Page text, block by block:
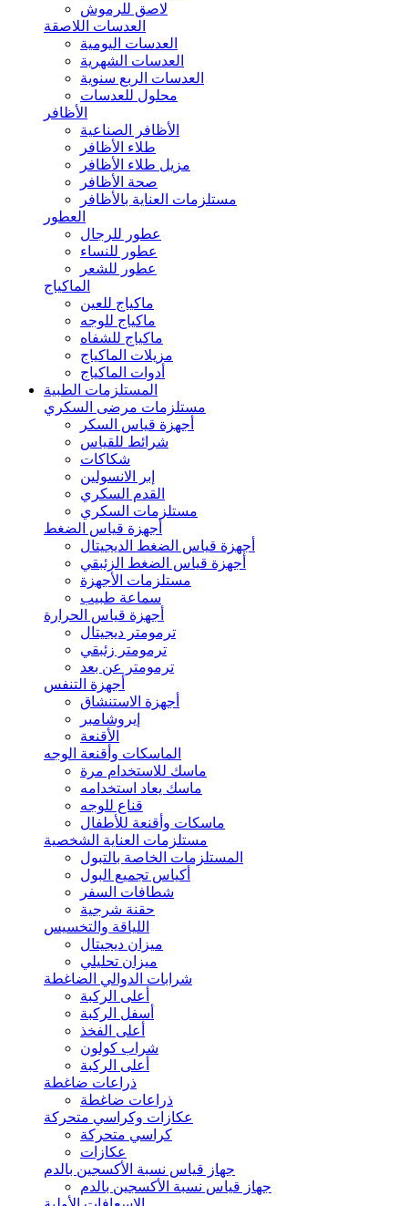
لاصق للرموش
العدسات اللاصقة
العدسات اليومية
العدسات الشهرية
العدسات الربع سنوية
محلول للعدسات
الأظافر
الأظافر الصناعية
طلاء الأظافر
مزيل طلاء الأظافر
صحة الأظافر
مستلزمات العناية بالأظافر
العطور
عطور للرجال
عطور للنساء
عطور للشعر
الماكياج
ماكياج للعين
ماكياج للوجه
ماكياج للشفاه
مزيلات الماكياج
أدوات الماكياج
المستلزمات الطبية
مستلزمات مرضى السكري
أجهزة قياس السكر
شرائط للقياس
شكاكات
إبر الانسولين
القدم السكري
مستلزمات السكري
أجهزة قياس الضغط
أجهزة قياس الضغط الديجيتال
أجهزة قياس الضغط الزئبقي
مستلزمات الأجهزة
سماعة طبيب
أجهزة قياس الحرارة
ترمومتر ديجيتال
ترمومتر زئبقي
ترمومتر عن بعد
أجهزة التنفس
أجهزة الاستنشاق
إيروشامبر
الأقنعة
الماسكات وأقنعة الوجه
ماسك للاستخدام مرة
ماسك يعاد استخدامه
قناع للوجه
ماسكات وأقنعة للأطفال
مستلزمات العناية الشخصية
المستلزمات الخاصة بالتبول
أكياس تجميع البول
شطافات السفر
حقنة شرجية
اللياقة والتخسيس
ميزان ديجيتال
ميزان تحليلي
شرابات الدوالي الضاغطة
أعلى الركبة
أسفل الركبة
أعلى الفخذ
شراب كولون
أعلى الركبة
ذراعات ضاغطة
ذراعات ضاغطة
عكازات وكراسي متحركة
كراسي متحركة
عكازات
جهاز قياس نسبة الأكسجين بالدم
جهاز قياس نسبة الأكسجين بالدم